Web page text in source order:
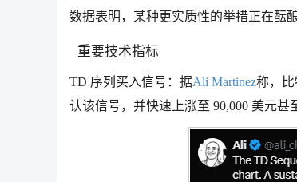
数据表明，某种更实质性的举措正在酝酿
重要技术指标
TD 序列买入信号：据Ali Martinez称，
认该信号，并快速上涨至 90,000 美元甚